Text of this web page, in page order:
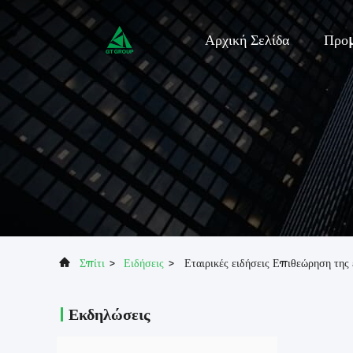
Αρχική Σελίδα
Σπίτι > Ειδήσεις > Εταιρικές ειδήσεις Επιθεώρηση
Εκδηλώσεις